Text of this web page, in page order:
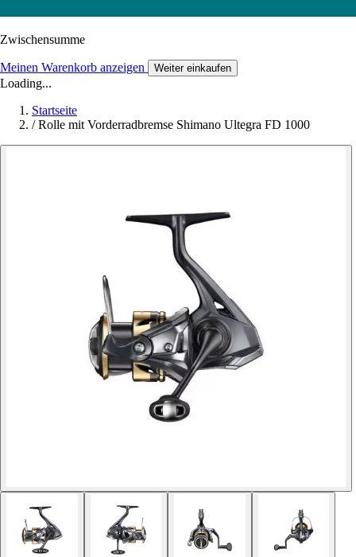
Zwischensumme
Meinen Warenkorb anzeigen Weiter einkaufen
Loading...
Startseite
/ Rolle mit Vorderradbremse Shimano Ultegra FD 1000